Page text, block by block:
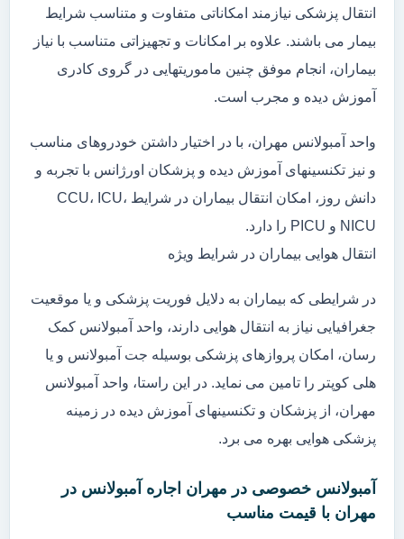
انتقال پزشکی نیازمند امکاناتی متفاوت و متناسب شرایط
بیمار می باشند. علاوه بر امکانات و تجهیزاتی متناسب با نیاز
بیماران، انجام موفق چنین ماموریتهایی در گروی کادری
آموزش دیده و مجرب است.
واحد آمبولانس مهران، با در اختیار داشتن خودروهای مناسب
و نیز تکنسینهای آموزش دیده و پزشکان اورژانس با تجربه و
دانش روز، امکان انتقال بیماران در شرایط CCU، ICU،
NICU و PICU را دارد.
انتقال هوایی بیماران در شرایط ویژه
در شرایطی که بیماران به دلایل فوریت پزشکی و یا موقعیت
جغرافیایی نیاز به انتقال هوایی دارند، واحد آمبولانس کمک
رسان، امکان پروازهای پزشکی بوسیله جت آمبولانس و یا
هلی کوپتر را تامین می نماید. در این راستا، واحد آمبولانس
مهران، از پزشکان و تکنسینهای آموزش دیده در زمینه
پزشکی هوایی بهره می برد.
آمبولانس خصوصی در مهران اجاره آمبولانس در
مهران با قیمت مناسب